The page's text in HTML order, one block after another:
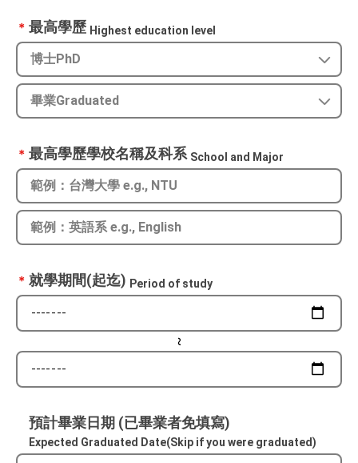
＊ 最高學歷 Highest education level
＊ 最高學歷學校名稱及科系 School and Major
＊ 就學期間(起迄) Period of study
~
預計畢業日期 (已畢業者免填寫)
Expected Graduated Date(Skip if you were graduated)